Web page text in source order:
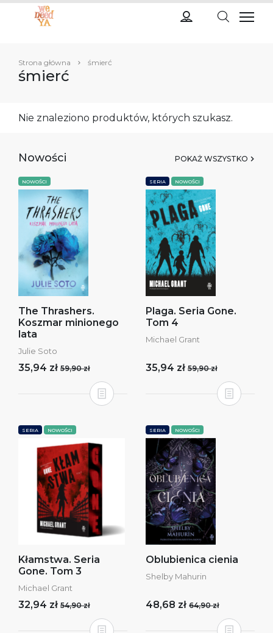
Strona główna śmierć
śmierć
Nie znaleziono produktów, których szukasz.
Nowości POKAŻ WSZYSTKO
NOWOŚCI
The Thrashers.
Koszmar minionego
lata
Julie Soto
35,94 zł 59,90 zł
SERIA NOWOŚCI
Plaga. Seria Gone.
Tom 4
Michael Grant
35,94 zł 59,90 zł
SERIA NOWOŚCI
Kłamstwa. Seria
Gone. Tom 3
Michael Grant
32,94 zł 54,90 zł
SERIA NOWOŚCI
Oblubienica cienia
Shelby Mahurin
48,68 zł 64,90 zł